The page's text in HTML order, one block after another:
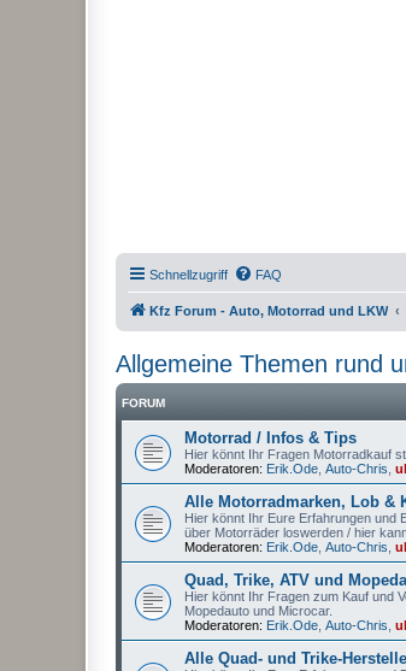
Schnellzugriff FAQ
Kfz Forum - Auto, Motorrad und LKW
Allgemeine Themen rund
FORUM
Motorrad / Infos & Tips
Hier könnt Ihr Fragen Motorradkauf
Moderatoren: Erik.Ode Auto-Chris
Alle Motorradmarken, Lob &
Hier könnt Ihr Eure Erfahrungen und
über Motorräder loswerden / hier
Moderatoren: Erik.Ode Auto-Chris
Quad, Trike, ATV und
Hier könnt Ihr Fragen zum Kauf und
Mopedauto und Microcar.
Moderatoren: Erik.Ode Auto-Chris
Alle Quad- und Trike-